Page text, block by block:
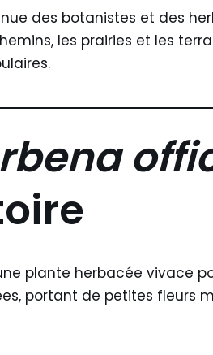
des botanistes et des
les prairies et les
plante herbacée vivace
portant de petites fleurs